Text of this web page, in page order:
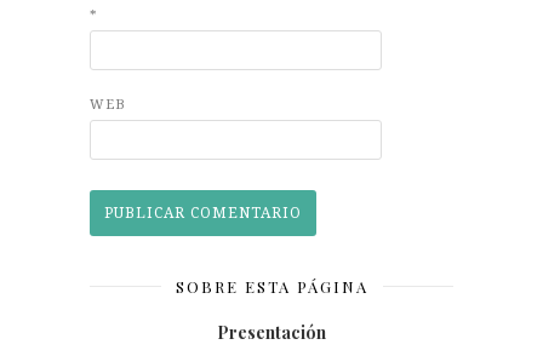
*
WEB
SOBRE ESTA PÁGINA
Presentación